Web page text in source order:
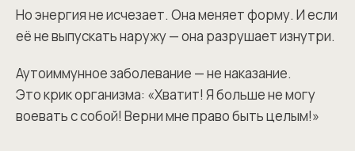
Но энергия не исчезает. Она меняет форму. И если
её не выпускать наружу — она разрушает изнутри.
Аутоиммунное заболевание — не наказание.
Это крик организма: «Хватит! Я больше не могу
воевать с собой! Верни мне право быть целым!»